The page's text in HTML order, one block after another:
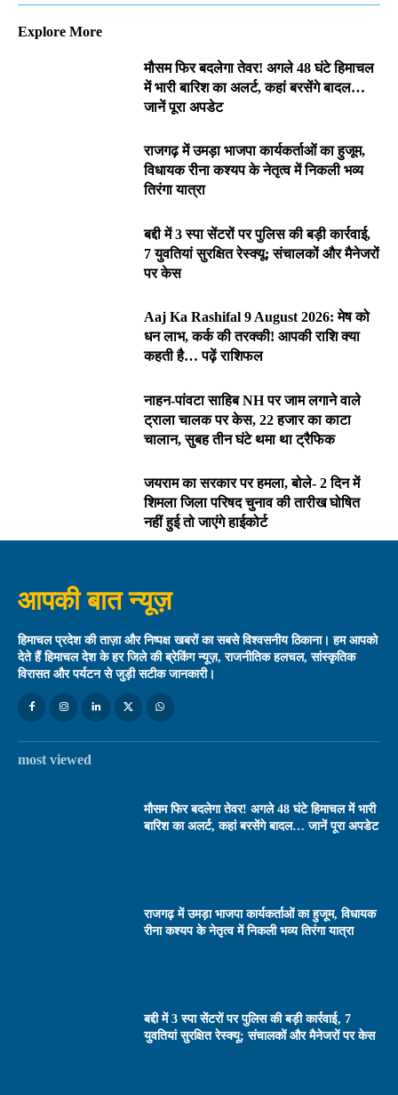
Explore More
मौसम फिर बदलेगा तेवर! अगले 48 घंटे हिमाचल
में भारी बारिश का अलर्ट, कहां बरसेंगे बादल…
जानें पूरा अपडेट
राजगढ़ में उमड़ा भाजपा कार्यकर्ताओं का हुजूम,
विधायक रीना कश्यप के नेतृत्व में निकली भव्य
तिरंगा यात्रा
बद्दी में 3 स्पा सेंटरों पर पुलिस की बड़ी कार्रवाई,
7 युवतियां सुरक्षित रेस्क्यू; संचालकों और मैनेजरों
पर केस
Aaj Ka Rashifal 9 August 2026: मेष को
धन लाभ, कर्क की तरक्की! आपकी राशि क्या
कहती है… पढ़ें राशिफल
नाहन-पांवटा साहिब NH पर जाम लगाने वाले
ट्राला चालक पर केस, 22 हजार का काटा
चालान, सुबह तीन घंटे थमा था ट्रैफिक
जयराम का सरकार पर हमला, बोले- 2 दिन में
शिमला जिला परिषद चुनाव की तारीख घोषित
नहीं हुई तो जाएंगे हाईकोर्ट
आपकी बात न्यूज़
हिमाचल प्रदेश की ताज़ा और निष्पक्ष खबरों का सबसे विश्वसनीय ठिकाना। हम आपको
देते हैं हिमाचल देश के हर जिले की ब्रेकिंग न्यूज़, राजनीतिक हलचल, सांस्कृतिक
विरासत और पर्यटन से जुड़ी सटीक जानकारी।
most viewed
मौसम फिर बदलेगा तेवर! अगले 48 घंटे हिमाचल में भारी
बारिश का अलर्ट, कहां बरसेंगे बादल… जानें पूरा अपडेट
राजगढ़ में उमड़ा भाजपा कार्यकर्ताओं का हुजूम, विधायक
रीना कश्यप के नेतृत्व में निकली भव्य तिरंगा यात्रा
बद्दी में 3 स्पा सेंटरों पर पुलिस की बड़ी कार्रवाई, 7
युवतियां सुरक्षित रेस्क्यू; संचालकों और मैनेजरों पर केस